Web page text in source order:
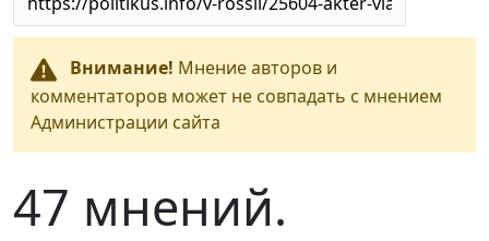
Внимание! Мнение авторов и
комментаторов может не совпадать с мнением
Администрации сайта
47 мнений.